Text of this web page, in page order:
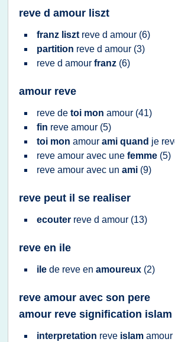
reve d amour liszt
franz liszt reve d amour (6)
partition reve d amour (3)
reve d amour franz (6)
amour reve
reve de toi mon amour (41)
fin reve amour (5)
toi mon amour ami quand je
reve amour avec une femme (5)
reve amour avec un ami (9)
reve peut il se realiser
ecouter reve d amour (13)
reve en ile
ile de reve en amoureux (2)
reve amour avec son pere
amour reve signification islam
interpretation reve islam amour